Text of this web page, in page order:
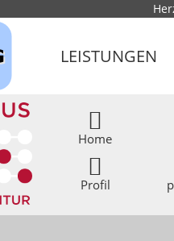
LEISTUNGEN
Home
Profil